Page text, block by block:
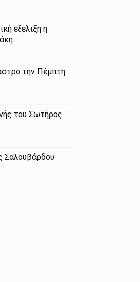
εξέλιξη η
την Πέμπτη
του Σωτήρος
Σαλουβάρδου